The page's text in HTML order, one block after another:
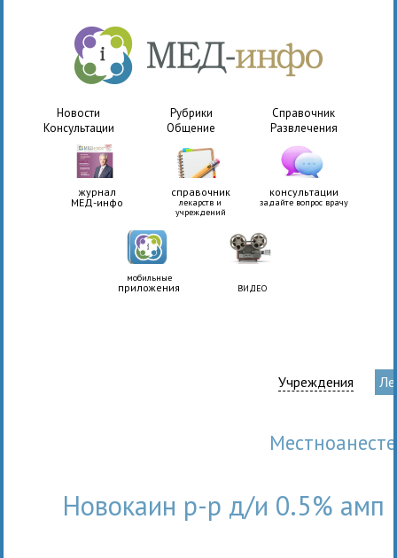
Новости Рубрики
Справочник
Консультации
Общение Развлечения
журнал
МЕД-инфо
справочник
лекарств и
учреждений
консультации
задайте вопрос врачу
мобильные
приложения ВИДЕО
Учреждения
Новокаин р-р д/и 0.5%